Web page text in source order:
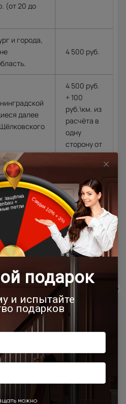
(от 20 до
и города,
4 500 руб.
далее
4 500 руб.
+ 100
руб.\км. из
расчёта в
одну
сторону от
по тарифам нашего
при заказе через запрос с
менеджером интернет-
к категориям:
800x2000 900x2200
900x1900 800x2100
Шампань Под заказ
Серый дуб
Белые Бежевые Дуб